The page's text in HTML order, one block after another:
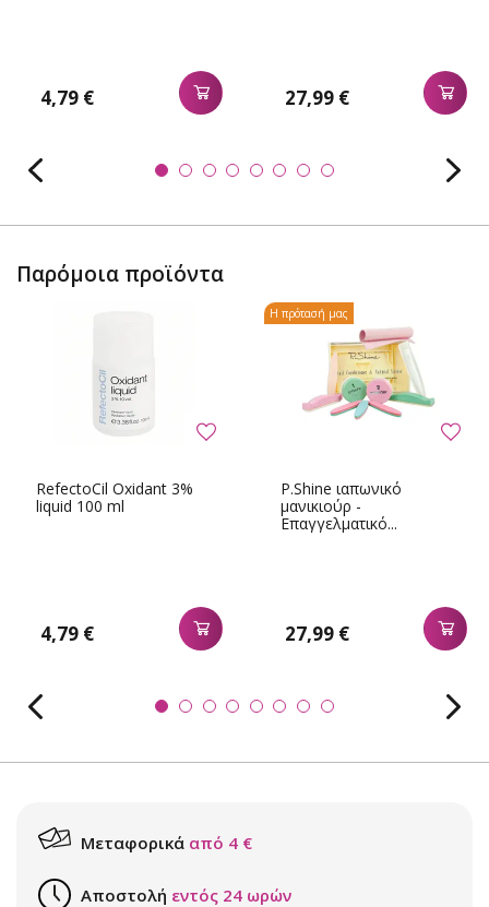
4,79 € 27,99 €
Παρόμοια προϊόντα
RefectoCil Oxidant 3%
liquid 100 ml
4,79 €
P.Shine ιαπωνικό
μανικιούρ -
Επαγγελματικό...
27,99 €
Η πρότασή μας
Μεταφορικά από 4 €
Αποστολή εντός 24 ωρών